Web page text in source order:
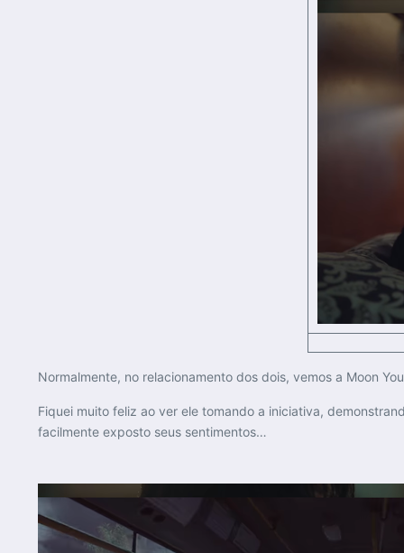
Normalmente, no relacionamento dos dois, vemos a Moon
Fiquei muito feliz ao ver ele tomando a iniciativa,
facilmente exposto seus sentimentos…